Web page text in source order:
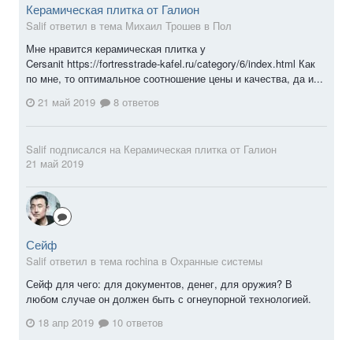
Керамическая плитка от Галион
Salif ответил в тема Михаил Трошев в Пол
Мне нравится керамическая плитка у
Cersanit https://fortresstrade-kafel.ru/category/6/index.html Как
по мне, то оптимальное соотношение цены и качества, да и...
21 май 2019
8 ответов
Salif подписался на Керамическая плитка от Галион
21 май 2019
Сейф
Salif ответил в тема rochina в Охранные системы
Сейф для чего: для документов, денег, для оружия? В
любом случае он должен быть с огнеупорной технологией.
18 апр 2019
10 ответов